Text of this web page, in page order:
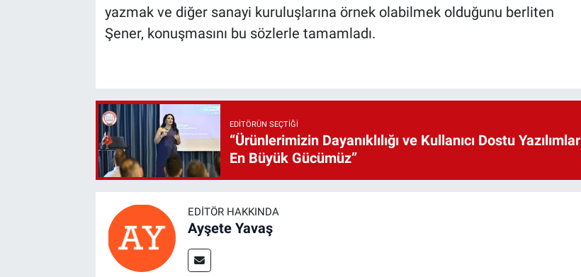
yazmak ve diğer sanayi kuruluşlarına örnek olabilmek olduğunu berliten
Şener, konuşmasını bu sözlerle tamamladı.
EDITÖRÜN SEÇTIĞI
“Ürünlerimizin Dayanıklılığı ve Kullanıcı Dostu Yazılımlar
En Büyük Gücümüz”
EDITÖR HAKKINDA
Ayşete Yavaş